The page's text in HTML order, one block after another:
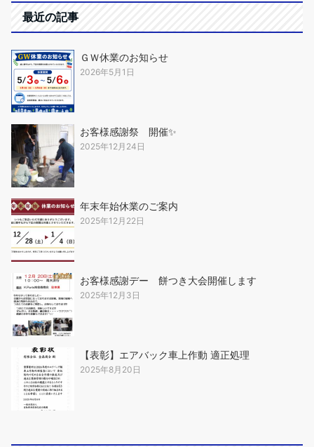
最近の記事
ＧＷ休業のお知らせ
2026年5月1日
お客様感謝祭 開催✨
2025年12月24日
年末年始休業のご案内
2025年12月22日
お客様感謝デー 餅つき大会開催します
2025年12月3日
【表彰】エアバック車上作動 適正処理
2025年8月20日